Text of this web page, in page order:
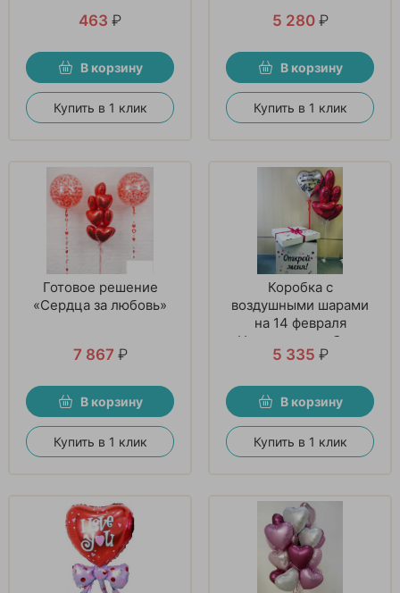
463 ₽
В корзину
Купить в 1 клик
5 280 ₽
В корзину
Купить в 1 клик
Готовое решение
«Сердца за любовь»
7 867 ₽
В корзину
Купить в 1 клик
Коробка с
воздушными шарами
на 14 февраля
«Настоящая любовь»
5 335 ₽
В корзину
Купить в 1 клик